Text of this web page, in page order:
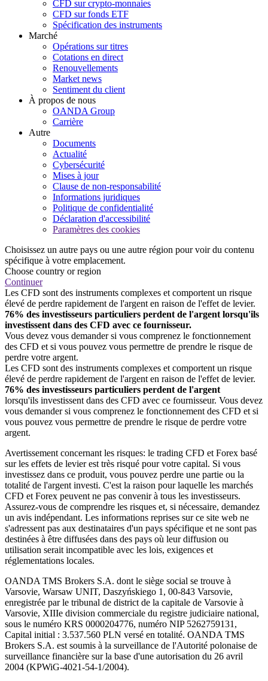
CFD sur crypto-monnaies
CFD sur fonds ETF
Spécification des instruments
Marché
Opérations sur titres
Cotations en direct
Renouvellements
Market news
Sentiment du client
À propos de nous
OANDA Group
Carrière
Autre
Documents
Actualité
Cybersécurité
Mises à jour
Clause de non-responsabilité
Informations juridiques
Politique de confidentialité
Déclaration d'accessibilité
Paramètres des cookies
Choisissez un autre pays ou une autre région pour voir du contenu
spécifique à votre emplacement.
Choose country or region
Continuer
Les CFD sont des instruments complexes et comportent un risque
élevé de perdre rapidement de l'argent en raison de l'effet de levier.
76% des investisseurs particuliers perdent de l'argent lorsqu'ils
investissent dans des CFD avec ce fournisseur.
Vous devez vous demander si vous comprenez le fonctionnement
des CFD et si vous pouvez vous permettre de prendre le risque de
perdre votre argent.
Les CFD sont des instruments complexes et comportent un risque
élevé de perdre rapidement de l'argent en raison de l'effet de levier.
76% des investisseurs particuliers perdent de l'argent
lorsqu'ils investissent dans des CFD avec ce fournisseur. Vous devez
vous demander si vous comprenez le fonctionnement des CFD et si
vous pouvez vous permettre de prendre le risque de perdre votre
argent.
Avertissement concernant les risques: le trading CFD et Forex basé
sur les effets de levier est très risqué pour votre capital. Si vous
investissez dans ce produit, vous pouvez perdre une partie ou la
totalité de l'argent investi. C'est la raison pour laquelle les marchés
CFD et Forex peuvent ne pas convenir à tous les investisseurs.
Assurez-vous de comprendre les risques et, si nécessaire, demandez
un avis indépendant. Les informations reprises sur ce site web ne
s'adressent pas aux destinataires d'un pays spécifique et ne sont pas
destinées à être diffusées dans des pays où leur diffusion ou
utilisation serait incompatible avec les lois, exigences et
réglementations locales.
OANDA TMS Brokers S.A. dont le siège social se trouve à
Varsovie, Warsaw UNIT, Daszyńskiego 1, 00-843 Varsovie,
enregistrée par le tribunal de district de la capitale de Varsovie à
Varsovie, XIIIe division commerciale du registre judiciaire national,
sous le numéro KRS 0000204776, numéro NIP 5262759131,
Capital initial : 3.537.560 PLN versé en totalité. OANDA TMS
Brokers S.A. est soumis à la surveillance de l'Autorité polonaise de
surveillance financière sur la base d'une autorisation du 26 avril
2004 (KPWiG-4021-54-1/2004).